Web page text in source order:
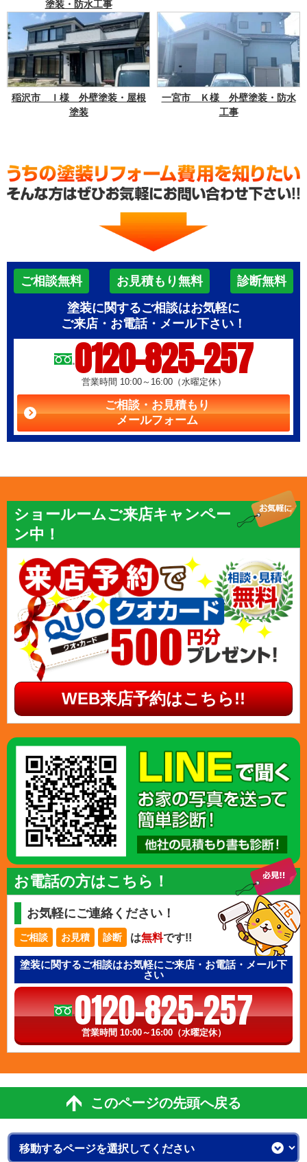
塗装・防水工事
稲沢市 Ｉ様 外壁塗装・屋根
塗装
一宮市 Ｋ様 外壁塗装・防水
工事
ご相談無料 お見積もり無料
診断無料
塗装に関するご相談はお気軽に
ご来店・お電話・メール下さい！
0120-825-257
営業時間 10:00～16:00（水曜定休）
ご相談・お見積もり
メールフォーム
ショールームご来店キャンペー
ン中！
WEB来店予約はこちら!!
お電話の方はこちら！
お気軽にご連絡ください！
ご相談 お見積 診断 は無料です!!
塗装に関するご相談はお気軽にご来店・お電話・メール下
さい
0120-825-257
営業時間 10:00～16:00（水曜定休）
このページの先頭へ戻る